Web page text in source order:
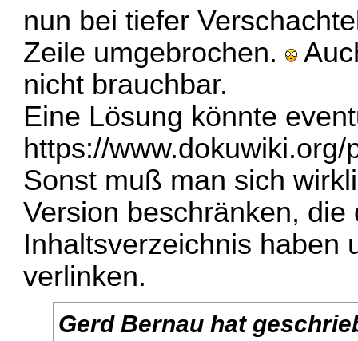
nun bei tiefer
Zeile umgebrochen.
nicht brauchbar.
Eine Lösung könnte
https://
Sonst muß man sich
Version beschränken, die
Inhaltsverzeichnis haben
verlinken.
Gerd Bernau hat